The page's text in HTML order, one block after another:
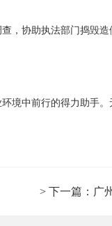
，协助执法部门捣毁
境中前行的得力助手
> 下一篇：广